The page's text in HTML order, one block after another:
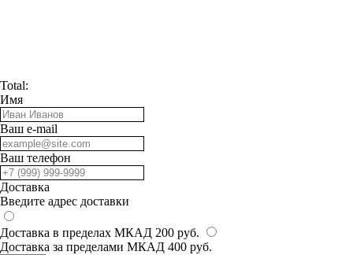
Total:
Имя
Ваш e-mail
Ваш телефон
Доставка
Введите адрес доставки
Доставка в пределах МКАД 200 руб.
Доставка за пределами МКАД 400 руб.